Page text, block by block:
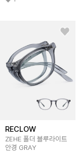
RECLOW
ZEHE 폴더 블루라이트
안경 GRAY